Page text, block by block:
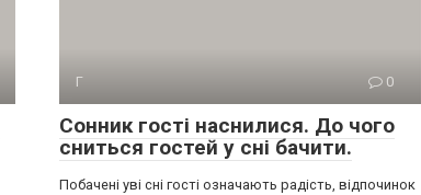
Г 0
Сонник гості наснилися. До чого
сниться гостей у сні бачити.
Побачені уві сні гості означають радість, відпочинок